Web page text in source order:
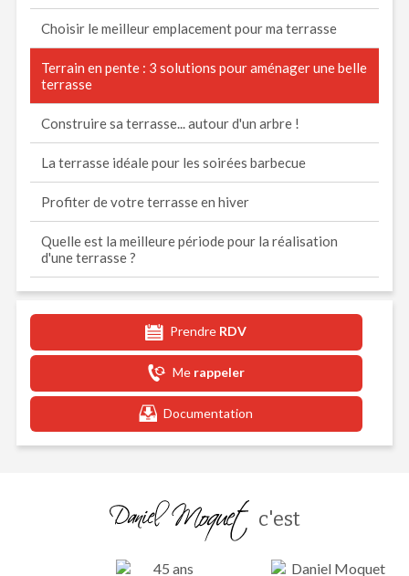
Choisir le meilleur emplacement pour ma terrasse
Terrain en pente : 3 solutions pour aménager une belle
terrasse
Construire sa terrasse... autour d'un arbre !
La terrasse idéale pour les soirées barbecue
Profiter de votre terrasse en hiver
Quelle est la meilleure période pour la réalisation
d'une terrasse ?
Prendre RDV
Me rappeler
Documentation
c'est